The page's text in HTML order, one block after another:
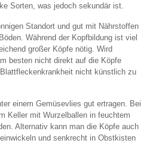
Sorten, was jedoch sekundär ist.
Standort und gut mit Nährstoffen
Während der Kopfbildung ist viel
großer Köpfe nötig. Wird
besten nicht direkt auf die Köpfe
nicht künstlich zu
einem Gemüsevlies gut ertragen. Bei
Keller mit Wurzelballen in feuchtem
Alternativ kann man die Köpfe auch
und senkrecht in Obstkisten